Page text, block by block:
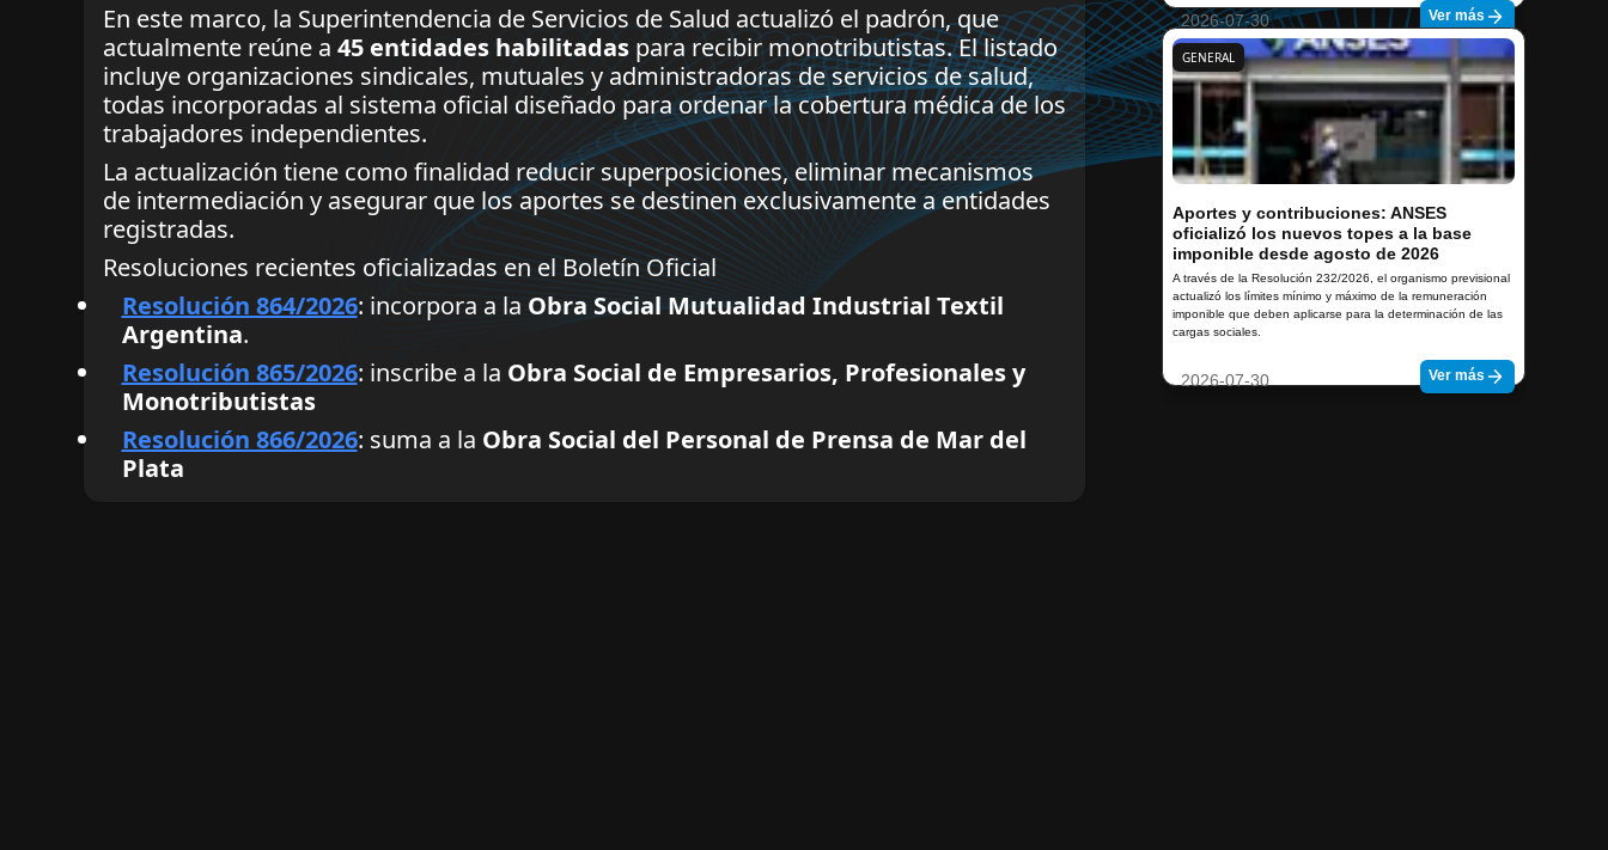
En este marco, la Superintendencia de Servicios de Salud actualizó el padrón, que
actualmente reúne a 45 entidades habilitadas para recibir monotributistas. El listado
incluye organizaciones sindicales, mutuales y administradoras de servicios de salud,
todas incorporadas al sistema oficial diseñado para ordenar la cobertura médica de los
trabajadores independientes.
La actualización tiene como finalidad reducir superposiciones, eliminar mecanismos
de intermediación y asegurar que los aportes se destinen exclusivamente a entidades
registradas.
Resoluciones recientes oficializadas en el Boletín Oficial
Resolución 864/2026: incorpora a la Obra Social Mutualidad Industrial Textil
Argentina.
Resolución 865/2026: inscribe a la Obra Social de Empresarios, Profesionales y
Monotributistas
Resolución 866/2026: suma a la Obra Social del Personal de Prensa de Mar del
Plata
2026-07-30 Ver más
GENERAL
Aportes y contribuciones: ANSES
oficializó los nuevos topes a la base
imponible desde agosto de 2026
A través de la Resolución 232/2026, el organismo previsional
actualizó los límites mínimo y máximo de la remuneración
imponible que deben aplicarse para la determinación de las
cargas sociales.
2026-07-30 Ver más